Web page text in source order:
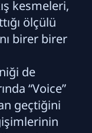
kesmeleri,
ölçülü
birer birer
de
“Voice”
geçtiğini